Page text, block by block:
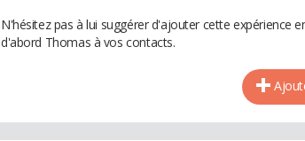
N'hésitez pas à lui suggérer d'ajouter cette expérience
d'abord Thomas à vos contacts.